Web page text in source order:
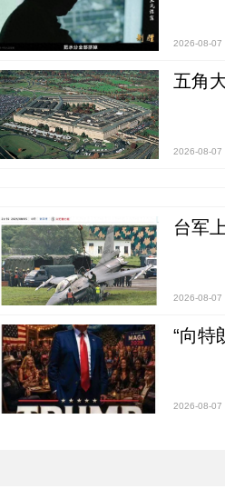
2026-08-07
五角
2026-08-07
台军
2026-08-07
“向特
2026-08-07